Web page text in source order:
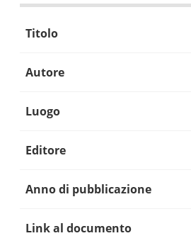
Titolo
Autore
Luogo
Editore
Anno di pubblicazione
Link al documento